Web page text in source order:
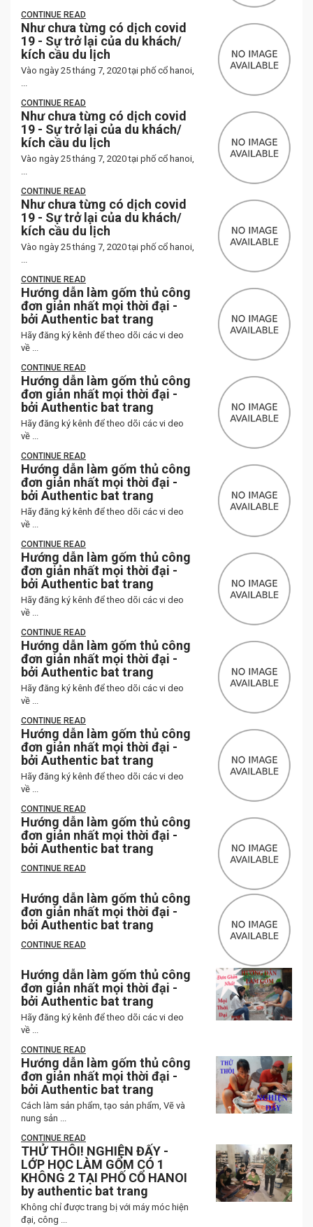
CONTINUE READ
Như chưa từng có dịch covid
19 - Sự trở lại của du khách/
kích cầu du lịch
Vào ngày 25 tháng 7, 2020 tại phố cổ hanoi,
CONTINUE READ
Như chưa từng có dịch covid
19 - Sự trở lại của du khách/
kích cầu du lịch
Vào ngày 25 tháng 7, 2020 tại phố cổ hanoi,
CONTINUE READ
Như chưa từng có dịch covid
19 - Sự trở lại của du khách/
kích cầu du lịch
Vào ngày 25 tháng 7, 2020 tại phố cổ hanoi,
CONTINUE READ
Hướng dẫn làm gốm thủ công
đơn giản nhất mọi thời đại -
bởi Authentic bat trang
Hãy đăng ký kênh để theo dõi các vi deo
về ...
CONTINUE READ
Hướng dẫn làm gốm thủ công
đơn giản nhất mọi thời đại -
bởi Authentic bat trang
Hãy đăng ký kênh để theo dõi các vi deo
về ...
CONTINUE READ
Hướng dẫn làm gốm thủ công
đơn giản nhất mọi thời đại -
bởi Authentic bat trang
Hãy đăng ký kênh để theo dõi các vi deo
về ...
CONTINUE READ
Hướng dẫn làm gốm thủ công
đơn giản nhất mọi thời đại -
bởi Authentic bat trang
Hãy đăng ký kênh để theo dõi các vi deo
về ...
CONTINUE READ
Hướng dẫn làm gốm thủ công
đơn giản nhất mọi thời đại -
bởi Authentic bat trang
Hãy đăng ký kênh để theo dõi các vi deo
về ...
CONTINUE READ
Hướng dẫn làm gốm thủ công
đơn giản nhất mọi thời đại -
bởi Authentic bat trang
Hãy đăng ký kênh để theo dõi các vi deo
về ...
CONTINUE READ
Hướng dẫn làm gốm thủ công
đơn giản nhất mọi thời đại -
bởi Authentic bat trang
CONTINUE READ
Hướng dẫn làm gốm thủ công
đơn giản nhất mọi thời đại -
bởi Authentic bat trang
CONTINUE READ
Hướng dẫn làm gốm thủ công
đơn giản nhất mọi thời đại -
bởi Authentic bat trang
Hãy đăng ký kênh để theo dõi các vi deo
về ...
CONTINUE READ
Hướng dẫn làm gốm thủ công
đơn giản nhất mọi thời đại -
bởi Authentic bat trang
Cách làm sản phẩm, tạo sản phẩm, Vẽ và
nung sản ...
CONTINUE READ
THỬ THÔI! NGHIỆN ĐẤY -
LỚP HỌC LÀM GỐM CÓ 1
KHÔNG 2 TẠI PHỐ CỔ HANOI
by authentic bat trang
Không chỉ được trang bị với máy móc hiện
đại, công ...